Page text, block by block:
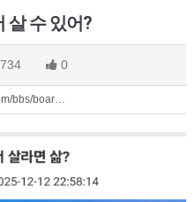
살 수 있어?
0
bbs/boar…